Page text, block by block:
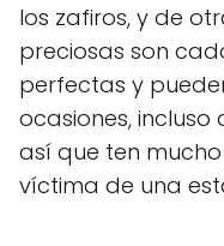
los zafiros, y de
preciosas son
perfectas y
ocasiones,
así que ten
víctima de una